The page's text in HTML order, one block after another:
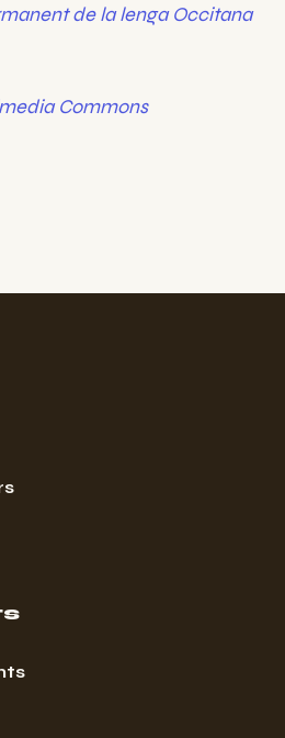
de la lenga Occitana
Commons